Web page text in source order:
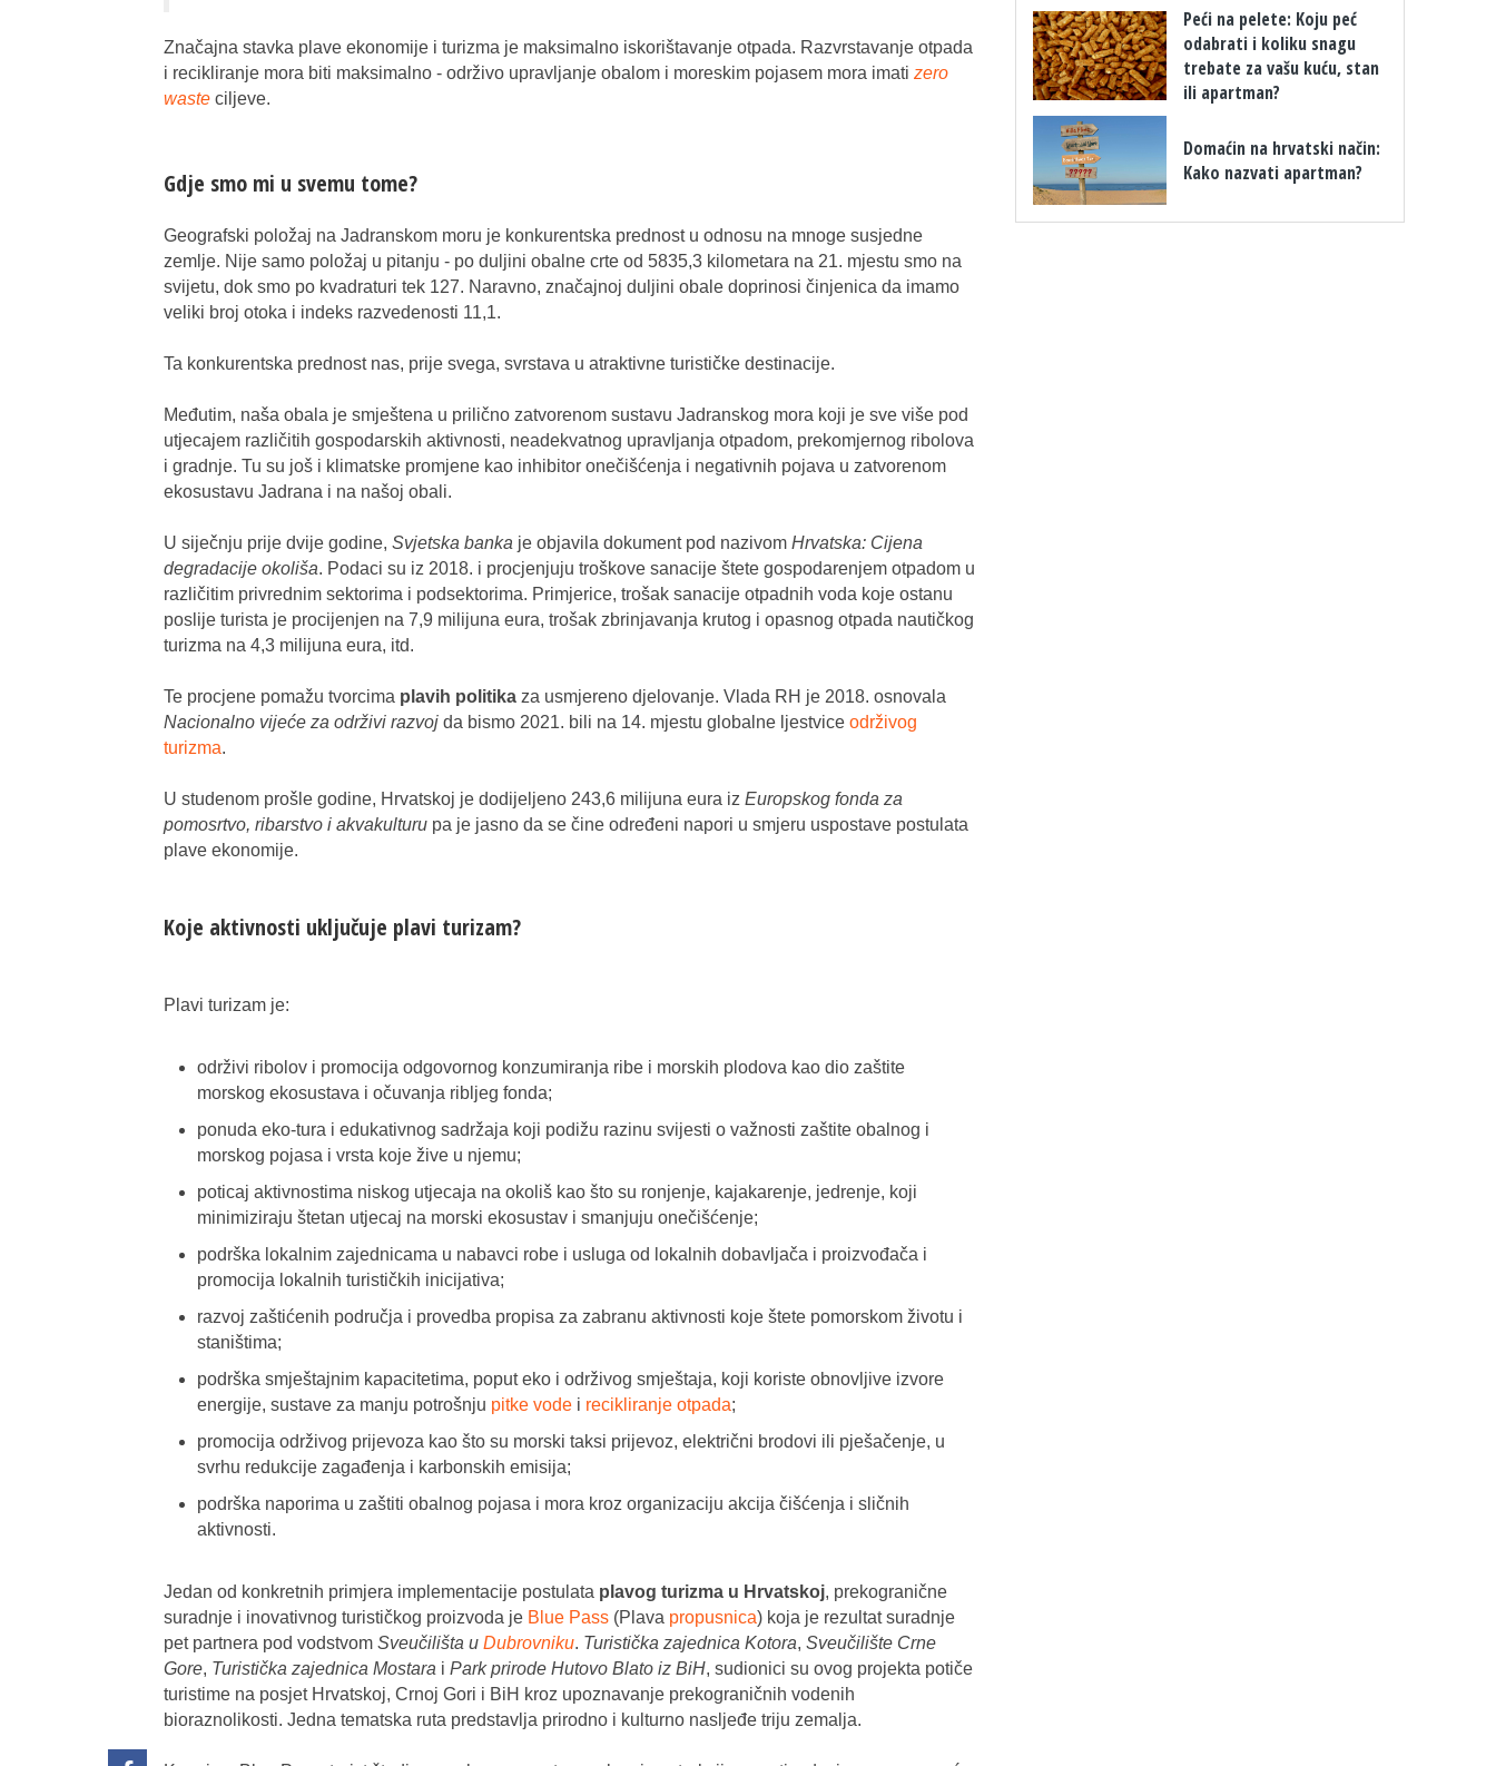
Značajna stavka plave ekonomije i turizma je maksimalno iskorištavanje otpada. Razvrstavanje otpada
i recikliranje mora biti maksimalno - održivo upravljanje obalom i moreskim pojasem mora imati zero
waste ciljeve.
Gdje smo mi u svemu tome?
Geografski položaj na Jadranskom moru je konkurentska prednost u odnosu na mnoge susjedne
zemlje. Nije samo položaj u pitanju - po duljini obalne crte od 5835,3 kilometara na 21. mjestu smo na
svijetu, dok smo po kvadraturi tek 127. Naravno, značajnoj duljini obale doprinosi činjenica da imamo
veliki broj otoka i indeks razvedenosti 11,1.
Ta konkurentska prednost nas, prije svega, svrstava u atraktivne turističke destinacije.
Međutim, naša obala je smještena u prilično zatvorenom sustavu Jadranskog mora koji je sve više pod
utjecajem različitih gospodarskih aktivnosti, neadekvatnog upravljanja otpadom, prekomjernog ribolova
i gradnje. Tu su još i klimatske promjene kao inhibitor onečišćenja i negativnih pojava u zatvorenom
ekosustavu Jadrana i na našoj obali.
U siječnju prije dvije godine, Svjetska banka je objavila dokument pod nazivom Hrvatska: Cijena
degradacije okoliša. Podaci su iz 2018. i procjenjuju troškove sanacije štete gospodarenjem otpadom u
različitim privrednim sektorima i podsektorima. Primjerice, trošak sanacije otpadnih voda koje ostanu
poslije turista je procijenjen na 7,9 milijuna eura, trošak zbrinjavanja krutog i opasnog otpada nautičkog
turizma na 4,3 milijuna eura, itd.
Te procjene pomažu tvorcima plavih politika za usmjereno djelovanje. Vlada RH je 2018. osnovala
Nacionalno vijeće za održivi razvoj da bismo 2021. bili na 14. mjestu globalne ljestvice održivog
turizma.
U studenom prošle godine, Hrvatskoj je dodijeljeno 243,6 milijuna eura iz Europskog fonda za
pomosrtvo, ribarstvo i akvakulturu pa je jasno da se čine određeni napori u smjeru uspostave postulata
plave ekonomije.
Koje aktivnosti uključuje plavi turizam?
Plavi turizam je:
održivi ribolov i promocija odgovornog konzumiranja ribe i morskih plodova kao dio zaštite
morskog ekosustava i očuvanja ribljeg fonda;
ponuda eko-tura i edukativnog sadržaja koji podižu razinu svijesti o važnosti zaštite obalnog i
morskog pojasa i vrsta koje žive u njemu;
poticaj aktivnostima niskog utjecaja na okoliš kao što su ronjenje, kajakarenje, jedrenje, koji
minimiziraju štetan utjecaj na morski ekosustav i smanjuju onečišćenje;
podrška lokalnim zajednicama u nabavci robe i usluga od lokalnih dobavljača i proizvođača i
promocija lokalnih turističkih inicijativa;
razvoj zaštićenih područja i provedba propisa za zabranu aktivnosti koje štete pomorskom životu i
staništima;
podrška smještajnim kapacitetima, poput eko i održivog smještaja, koji koriste obnovljive izvore
energije, sustave za manju potrošnju pitke vode i recikliranje otpada;
promocija održivog prijevoza kao što su morski taksi prijevoz, električni brodovi ili pješačenje, u
svrhu redukcije zagađenja i karbonskih emisija;
podrška naporima u zaštiti obalnog pojasa i mora kroz organizaciju akcija čišćenja i sličnih
aktivnosti.
Jedan od konkretnih primjera implementacije postulata plavog turizma u Hrvatskoj, prekogranične
suradnje i inovativnog turističkog proizvoda je Blue Pass (Plava propusnica) koja je rezultat suradnje
pet partnera pod vodstvom Sveučilišta u Dubrovniku. Turistička zajednica Kotora, Sveučilište Crne
Gore, Turistička zajednica Mostara i Park prirode Hutovo Blato iz BiH, sudionici su ovog projekta potiče
turistime na posjet Hrvatskoj, Crnoj Gori i BiH kroz upoznavanje prekograničnih vodenih
bioraznolikosti. Jedna tematska ruta predstavlja prirodno i kulturno nasljeđe triju zemalja.
​Peći na pelete: Koju peć
odabrati i koliku snagu
trebate za vašu kuću, stan
ili apartman?
​Domaćin na hrvatski način:
Kako nazvati apartman?